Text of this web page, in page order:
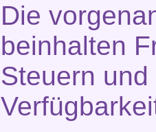
Die
beinhalten
Steuern